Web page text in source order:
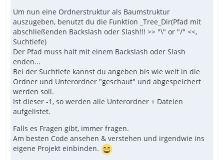
Um nun eine Ordnerstruktur als Baumstruktur
auszugeben, benutzt du die Funktion _Tree_Dir(Pfad mit
abschließenden Backslash oder Slash!!! >> "\" or "/" <<,
Suchtiefe)
Der Pfad muss halt mit einem Backslash oder Slash
enden...
Bei der Suchtiefe kannst du angeben bis wie weit in die
Ordner und Unterordner "geschaut" und abgespeichert
werden soll.
Ist dieser -1, so werden alle Unterordner + Dateien
aufgelistet.
Falls es Fragen gibt, immer fragen.
Am besten Code ansehen & verstehen und irgendwie ins
eigene Projekt einbinden.